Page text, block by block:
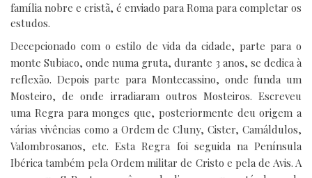
família nobre e cristã, é enviado para Roma para completar os
estudos.
Decepcionado com o estilo de vida da cidade, parte para o
monte Subiaco, onde numa gruta, durante 3 anos, se dedica à
reflexão. Depois parte para Montecassino, onde funda um
Mosteiro, de onde irradiaram outros Mosteiros. Escreveu
uma Regra para monges que, posteriormente deu origem a
várias vivências como a Ordem de Cluny, Cister, Camáldulos,
Valombrosanos, etc. Esta Regra foi seguida na Península
Ibérica também pela Ordem militar de Cristo e pela de Avis. A